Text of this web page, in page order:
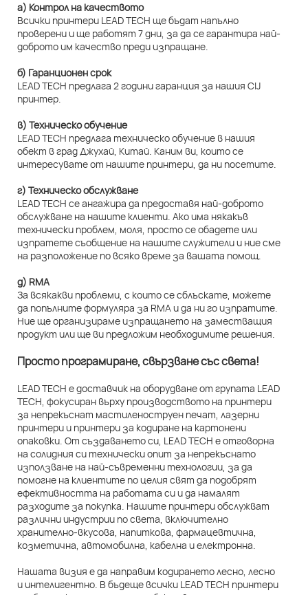
а) Контрол на качеството
Всички принтери LEAD TECH ще бъдат напълно
проверени и ще работят 7 дни, за да се гарантира най-
доброто им качество преди изпращане.
б) Гаранционен срок
LEAD TECH предлага 2 години гаранция за нашия CIJ
принтер.
в) Техническо обучение
LEAD TECH предлага техническо обучение в нашия
обект в град Джухай, Китай. Каним ви, които се
интересувате от нашите принтери, да ни посетите.
г) Техническо обслужване
LEAD TECH се ангажира да предоставя най-доброто
обслужване на нашите клиенти. Ако има някакъв
технически проблем, моля, просто се обадете или
изпратете съобщение на нашите служители и ние сме
на разположение по всяко време за вашата помощ.
д) RMA
За всякакви проблеми, с които се сблъскате, можете
да попълните формуляра за RMA и да ни го изпратите.
Ние ще организираме изпращането на заместващия
продукт или ще ви предложим необходимите решения.
Просто програмиране, свързване със света!
LEAD TECH е доставчик на оборудване от групата LEAD
TECH, фокусиран върху производството на принтери
за непрекъснат мастиленоструен печат, лазерни
принтери и принтери за кодиране на картонени
опаковки. От създаването си, LEAD TECH е отговорна
на солидния си технически опит за непрекъснато
използване на най-съвременни технологии, за да
помогне на клиентите по целия свят да подобрят
ефективността на работата си и да намалят
разходите за покупка. Нашите принтери обслужват
различни индустрии по света, включително
хранително-вкусова, напиткова, фармацевтична,
козметична, автомобилна, кабелна и електронна.
Нашата визия е да направим кодирането лесно, лесно
и интелигентно. В бъдеще всички LEAD TECH принтери